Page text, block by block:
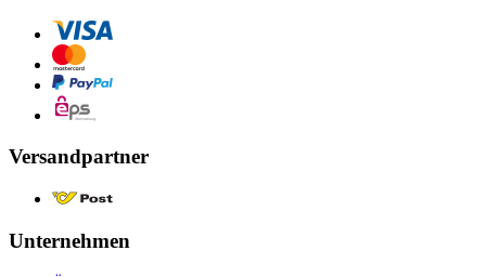
Versandpartner
Unternehmen